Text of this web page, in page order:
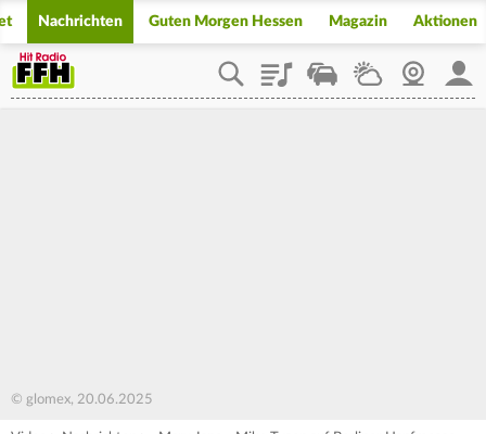
Nachrichten Guten Morgen Hessen Magazin Aktionen
PlaylistStaupilotWetterWebcam
© glomex, 20.06.2025